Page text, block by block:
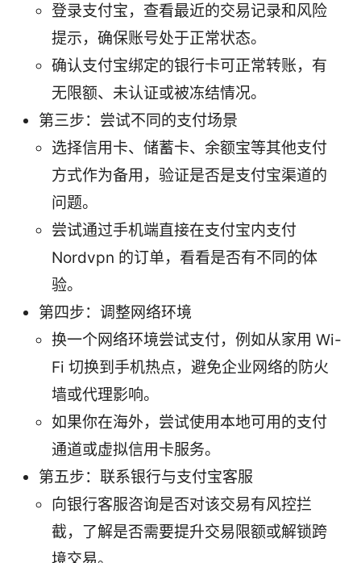
登录支付宝，查看最近的交易记录和风险
提示，确保账号处于正常状态。
确认支付宝绑定的银行卡可正常转账，有
无限额、未认证或被冻结情况。
第三步：尝试不同的支付场景
选择信用卡、储蓄卡、余额宝等其他支付
方式作为备用，验证是否是支付宝渠道的
问题。
尝试通过手机端直接在支付宝内支付
Nordvpn 的订单，看看是否有不同的体
验。
第四步：调整网络环境
换一个网络环境尝试支付，例如从家用 Wi-
Fi 切换到手机热点，避免企业网络的防火
墙或代理影响。
如果你在海外，尝试使用本地可用的支付
通道或虚拟信用卡服务。
第五步：联系银行与支付宝客服
向银行客服咨询是否对该交易有风控拦
截，了解是否需要提升交易限额或解锁跨
境交易。